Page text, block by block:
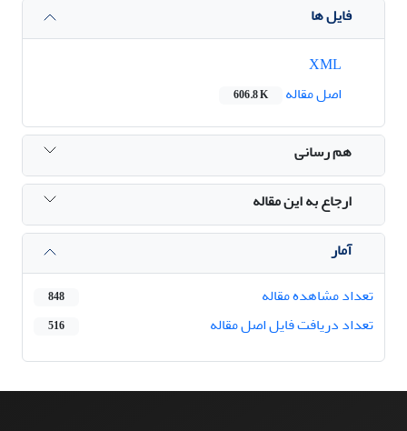
فایل ها
اصل مقاله
606.8 K
هم رسانی
ارجاع به این مقاله
آمار
تعداد مشاهده مقاله
848
تعداد دریافت فایل اصل مقاله 516